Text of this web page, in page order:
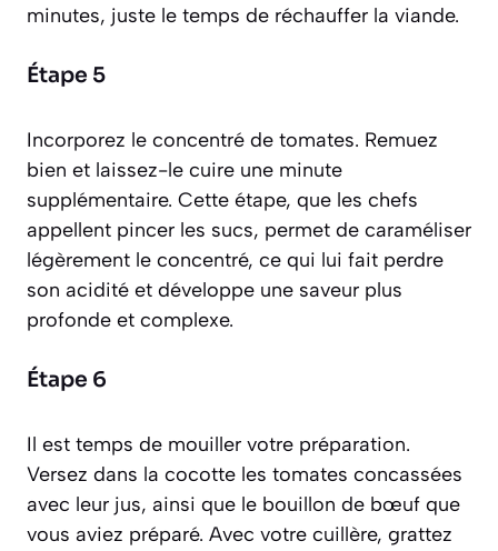
minutes, juste le temps de réchauffer la viande.
Étape 5
Incorporez le concentré de tomates. Remuez
bien et laissez-le cuire une minute
supplémentaire. Cette étape, que les chefs
appellent pincer les sucs, permet de caraméliser
légèrement le concentré, ce qui lui fait perdre
son acidité et développe une saveur plus
profonde et complexe.
Étape 6
Il est temps de mouiller votre préparation.
Versez dans la cocotte les tomates concassées
avec leur jus, ainsi que le bouillon de bœuf que
vous aviez préparé. Avec votre cuillère, grattez